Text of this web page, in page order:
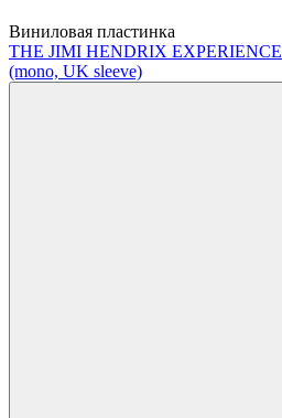
Виниловая пластинка
THE JIMI HENDRIX EXPERIENCE
(mono, UK sleeve)